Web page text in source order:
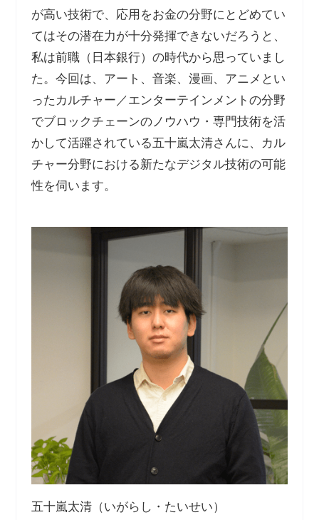
が高い技術で、応用をお金の分野にとどめてい
てはその潜在力が十分発揮できないだろうと、
私は前職（日本銀行）の時代から思っていまし
た。今回は、アート、音楽、漫画、アニメとい
ったカルチャー／エンターテインメントの分野
でブロックチェーンのノウハウ・専門技術を活
かして活躍されている五十嵐太清さんに、カル
チャー分野における新たなデジタル技術の可能
性を伺います。
五十嵐太清（いがらし・たいせい）